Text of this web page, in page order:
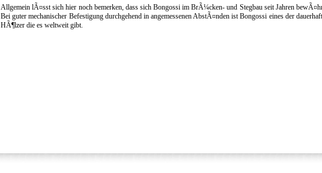
Allgemein lÃ¤sst sich hier noch bemerken, dass sich Bongossi im BrÃ¼cken- und Stegbau seit Jahren
Bei guter mechanischer Befestigung durchgehend in angemessenen AbstÃ¤nden ist Bongossi eines der
HÃ¶lzer die es weltweit gibt.